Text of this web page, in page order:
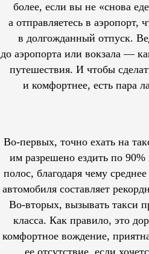
более, если вы не «снова
а отправляетесь в аэропорт,
в долгожданный отпуск.
до аэропорта или вокзала —
путешествия. И чтобы
и комфортнее, есть пара
Во-первых, точно ехать на
им разрешеноездить по
полос, благодаря чему
автомобиля составляет
Во-вторых, вызывать такси
класса. Как правило, это
комфортное вождение,